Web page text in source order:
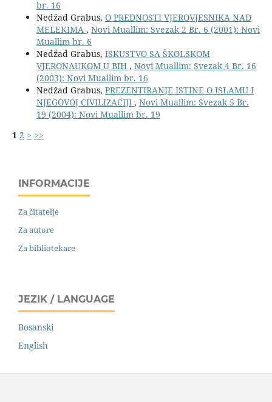
br. 16
Nedžad Grabus, O PREDNOSTI VJEROVJESNIKA NAD
MELEKIMA , Novi Muallim: Svezak 2 Br. 6 (2001): Novi
Muallim br. 6
Nedžad Grabus, ISKUSTVO SA ŠKOLSKOM
VJERONAUKOM U BIH , Novi Muallim: Svezak 4 Br. 16
(2003): Novi Muallim br. 16
Nedžad Grabus, PREZENTIRANJE ISTINE O ISLAMU I
NJEGOVOJ CIVILIZACIJI , Novi Muallim: Svezak 5 Br.
19 (2004): Novi Muallim br. 19
1 2 > >>
INFORMACIJE
Za čitatelje
Za autore
Za bibliotekare
JEZIK / LANGUAGE
Bosanski
English